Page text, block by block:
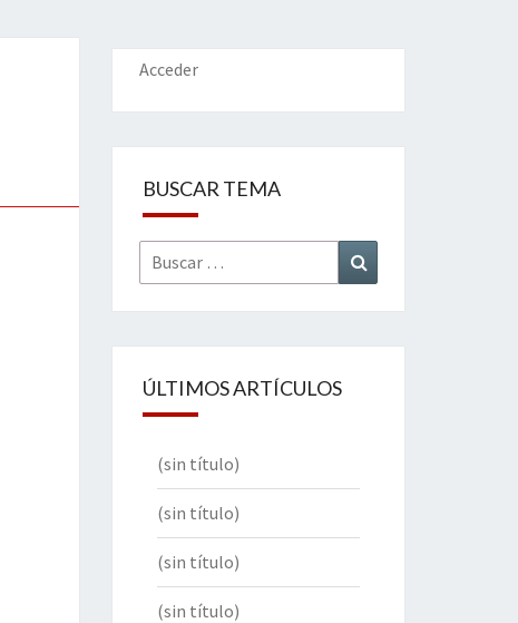
Acceder
BUSCAR TEMA
Buscar
por:
ÚLTIMOS ARTÍCULOS
(sin título)
(sin título)
(sin título)
(sin título)